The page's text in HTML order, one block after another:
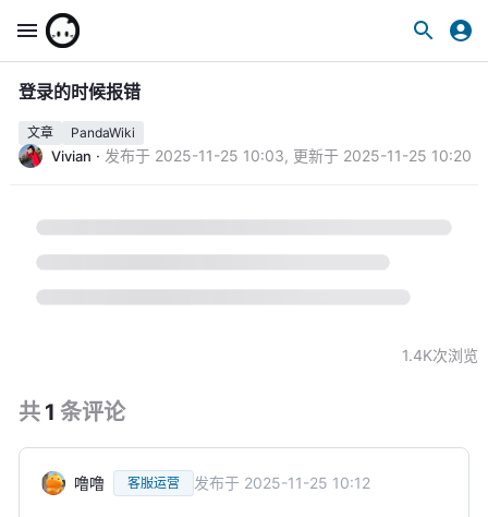
登录的时候报错
文章 PandaWiki
Vivian · 发布于 2025-11-25 10:03, 更新于 2025-11-25 10:20
1.4K次浏览
共 1 条评论
噜噜 客服运营 发布于 2025-11-25 10:12